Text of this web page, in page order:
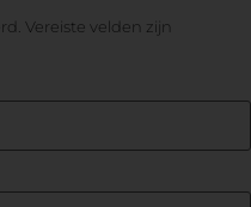
Vereiste velden zijn